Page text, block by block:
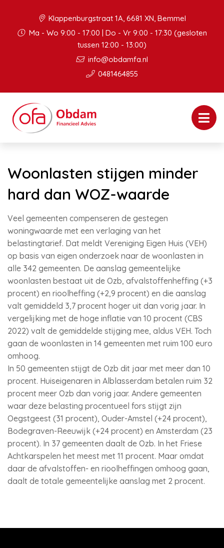
Klappenburgstraat 1A, 6681 XN, Bemmel
Ma - Wo 9:00 - 17:00 | Do - Vr 9:00 - 17:30 (gesloten
tussen 12:00 - 13:00)
info@obdamfa.nl
0481464855
Woonlasten stijgen minder
hard dan WOZ-waarde
Veel gemeenten compenseren de gestegen
woningwaarde met een verlaging van het
belastingtarief. Dat meldt Vereniging Eigen Huis (VEH)
op basis van eigen onderzoek naar de woonlasten in
alle 342 gemeenten. De aanslag gemeentelijke
woonlasten bestaat uit de Ozb, afvalstoffenheffing (+3
procent) en rioolheffing (+2,9 procent) en die aanslag
valt gemiddeld 3,7 procent hoger uit dan vorig jaar. In
vergelijking met de hoge inflatie van 10 procent (CBS
2022) valt de gemiddelde stijging mee, aldus VEH. Toch
gaan de woonlasten in 14 gemeenten met ruim 100 euro
omhoog.
In 50 gemeenten stijgt de Ozb dit jaar met meer dan 10
procent. Huiseigenaren in Alblasserdam betalen ruim 32
procent meer Ozb dan vorig jaar. Andere gemeenten
waar deze belasting procentueel fors stijgt zijn
Oegstgeest (31 procent), Ouder-Amstel (+24 procent),
Bodegraven-Reeuwijk (+24 procent) en Amsterdam (23
procent). In 37 gemeenten daalt de Ozb. In het Friese
Achtkarspelen het meest met 11 procent. Maar omdat
daar de afvalstoffen- en rioolheffingen omhoog gaan,
daalt de totale gemeentelijke aanslag met 2 procent.